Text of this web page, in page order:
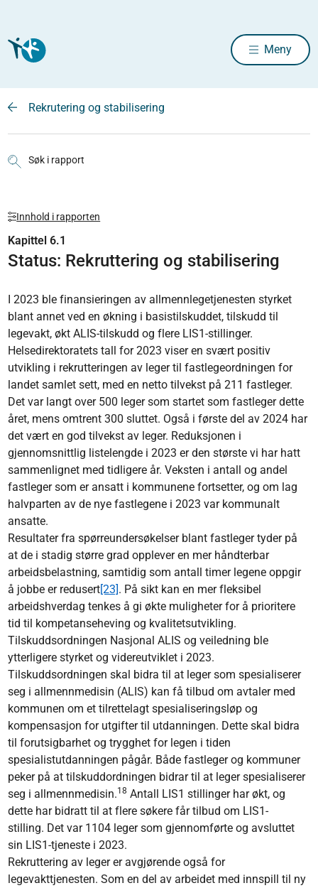
Meny
Rekrutering og stabilisering
Søk i rapport
Innhold i rapporten
Kapittel 6.1
Status: Rekruttering og stabilisering
I 2023 ble finansieringen av allmennlegetjenesten styrket
blant annet ved en økning i basistilskuddet, tilskudd til
legevakt, økt ALIS-tilskudd og flere LIS1-stillinger.
Helsedirektoratets tall for 2023 viser en svært positiv
utvikling i rekrutteringen av leger til fastlegeordningen for
landet samlet sett, med en netto tilvekst på 211 fastleger.
Det var langt over 500 leger som startet som fastleger dette
året, mens omtrent 300 sluttet. Også i første del av 2024 har
det vært en god tilvekst av leger. Reduksjonen i
gjennomsnittlig listelengde i 2023 er den største vi har hatt
sammenlignet med tidligere år. Veksten i antall og andel
fastleger som er ansatt i kommunene fortsetter, og om lag
halvparten av de nye fastlegene i 2023 var kommunalt
ansatte.
Resultater fra spørreundersøkelser blant fastleger tyder på
at de i stadig større grad opplever en mer håndterbar
arbeidsbelastning, samtidig som antall timer legene oppgir
å jobbe er redusert[23]. På sikt kan en mer fleksibel
arbeidshverdag tenkes å gi økte muligheter for å prioritere
tid til kompetanseheving og kvalitetsutvikling.
Tilskuddsordningen Nasjonal ALIS og veiledning ble
ytterligere styrket og videreutviklet i 2023.
Tilskuddsordningen skal bidra til at leger som spesialiserer
seg i allmennmedisin (ALIS) kan få tilbud om avtaler med
kommunen om et tilrettelagt spesialiseringsløp og
kompensasjon for utgifter til utdanningen. Dette skal bidra
til forutsigbarhet og trygghet for legen i tiden
spesialistutdanningen pågår. Både fastleger og kommuner
peker på at tilskuddordningen bidrar til at leger spesialiserer
seg i allmennmedisin.18 Antall LIS1 stillinger har økt, og
dette har bidratt til at flere søkere får tilbud om LIS1-
stilling. Det var 1104 leger som gjennomførte og avsluttet
sin LIS1-tjeneste i 2023.
Rekruttering av leger er avgjørende også for
legevakttjenesten. Som en del av arbeidet med innspill til ny